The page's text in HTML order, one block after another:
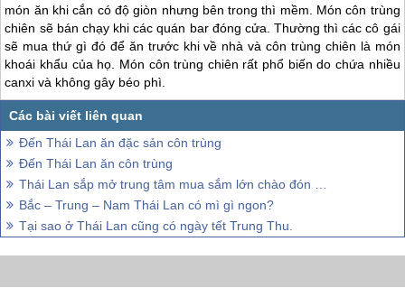
món ăn khi cắn có độ giòn nhưng bên trong thì mềm. Món côn trùng
chiên sẽ bán chạy khi các quán bar đóng cửa. Thường thì các cô gái
sẽ mua thứ gì đó để ăn trước khi về nhà và côn trùng chiên là món
khoái khẩu của họ. Món côn trùng chiên rất phổ biến do chứa nhiều
canxi và không gây béo phì.
Đến Thái Lan ăn đặc sản côn trùng
Đến Thái Lan ăn côn trùng
Thái Lan sắp mở trung tâm mua sắm lớn chào đón mùa lễ hội
Bắc – Trung – Nam Thái Lan có mì gì ngon?
Tại sao ở Thái Lan cũng có ngày tết Trung Thu.